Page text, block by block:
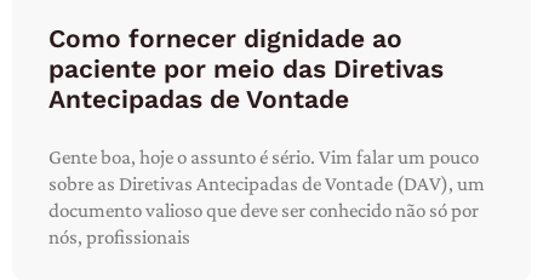
Como fornecer dignidade ao
paciente por meio das Diretivas
Antecipadas de Vontade
Gente boa, hoje o assunto é sério. Vim falar um pouco
sobre as Diretivas Antecipadas de Vontade (DAV), um
documento valioso que deve ser conhecido não só por
nós, profissionais